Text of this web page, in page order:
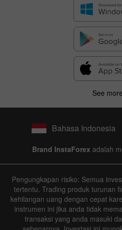
See
Bahasa Indonesia
Brand InstaForex adalah
Pengungkapan risiko: Semua
tertentu. Trading produk turunan
kehilangan uang dengan cepat
instrumen ini jika anda tidak
transaksi yang anda masuki